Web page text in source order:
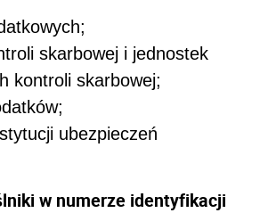
skarbowej i jednostek
kontroli skarbowej;
ubezpieczeń
w numerze identyfikacji